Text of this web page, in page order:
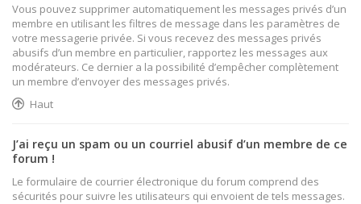
Vous pouvez supprimer automatiquement les messages privés d’un
membre en utilisant les filtres de message dans les paramètres de
votre messagerie privée. Si vous recevez des messages privés
abusifs d’un membre en particulier, rapportez les messages aux
modérateurs. Ce dernier a la possibilité d’empêcher complètement
un membre d’envoyer des messages privés.
Haut
J’ai reçu un spam ou un courriel abusif d’un membre de ce
forum !
Le formulaire de courrier électronique du forum comprend des
sécurités pour suivre les utilisateurs qui envoient de tels messages.